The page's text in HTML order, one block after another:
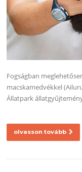
Fogságban
macskamedvékkel
Állatpark
olvasson tovább